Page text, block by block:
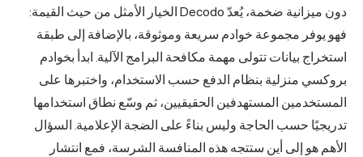
دون ميزانية ضخمة، يُعدّ Decodo الخيار الأمثل من حيث القيمة:
فهو يوفر مجموعة خوادم سريعة وموثوقة، بالإضافة إلى طبقة
استخراج بيانات تتولى مهمة مكافحة البرامج الآلية. ابدأ بخوادم
بروكسي منزلية بنظام الدفع حسب الاستخدام، واختبرها على
المستخدمين المستهدفين الحقيقيين، ثم وسّع نطاق استخدامها
تدريجيًا حسب الحاجة وليس بناءً على الضجة الإعلامية. السؤال
الأهم هو إلى أين ستتجه هذه المنافسة الشرسة، فمع انتشار